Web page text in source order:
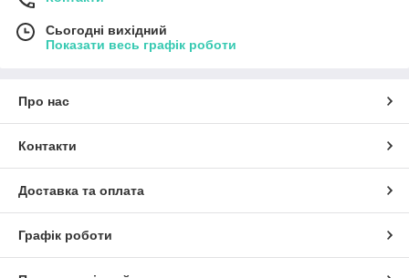
Сьогодні вихідний
Показати весь графік роботи
Про нас
Контакти
Доставка та оплата
Графік роботи